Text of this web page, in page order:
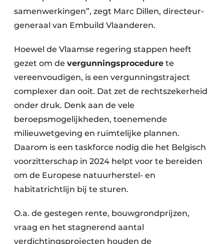
samenwerkingen”, zegt Marc Dillen, directeur-
generaal van Embuild Vlaanderen.
Hoewel de Vlaamse regering stappen heeft
gezet om de vergunningsprocedure te
vereenvoudigen, is een vergunningstraject
complexer dan ooit. Dat zet de rechtszekerheid
onder druk. Denk aan de vele
beroepsmogelijkheden, toenemende
milieuwetgeving en ruimtelijke plannen.
Daarom is een taskforce nodig die het Belgisch
voorzitterschap in 2024 helpt voor te bereiden
om de Europese natuurherstel- en
habitatrichtlijn bij te sturen.
O.a. de gestegen rente, bouwgrondprijzen,
vraag en het stagnerend aantal
verdichtingsprojecten houden de